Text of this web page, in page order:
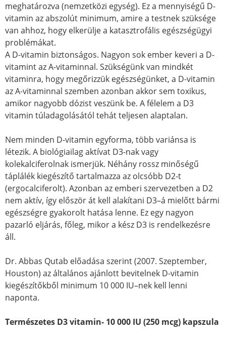
meghatározva (nemzetközi egység). Ez a mennyiségű D-
vitamin az abszolút minimum, amire a testnek szüksége
van ahhoz, hogy elkerülje a katasztrofális egészségügyi
problémákat.
A D-vitamin biztonságos. Nagyon sok ember keveri a D-
vitamint az A-vitaminnal. Szükségünk van mindkét
vitaminra, hogy megőrizzük egészségünket, a D-vitamin
az A-vitaminnal szemben azonban akkor sem toxikus,
amikor nagyobb dózist veszünk be. A félelem a D3
vitamin túladagolásától tehát teljesen alaptalan.
Nem minden D-vitamin egyforma, több variánsa is
létezik. A biológiailag aktívat D3-nak vagy
kolekalciferolnak ismerjük. Néhány rossz minőségű
táplálék kiegészítő tartalmazza az olcsóbb D2-t
(ergocalciferolt). Azonban az emberi szervezetben a D2
nem aktív, így először át kell alakítani D3–á mielőtt bármi
egészségre gyakorolt hatása lenne. Ez egy nagyon
pazarló eljárás, főleg, mikor a kész D3 is rendelkezésre
áll.
Dr. Abbas Qutab előadása szerint (2007. Szeptember,
Houston) az általános ajánlott bevitelnek D-vitamin
kiegészítőkből minimum 10 000 IU–nek kell lenni
naponta.
Természetes D3 vitamin- 10 000 IU (250 mcg) kapszula